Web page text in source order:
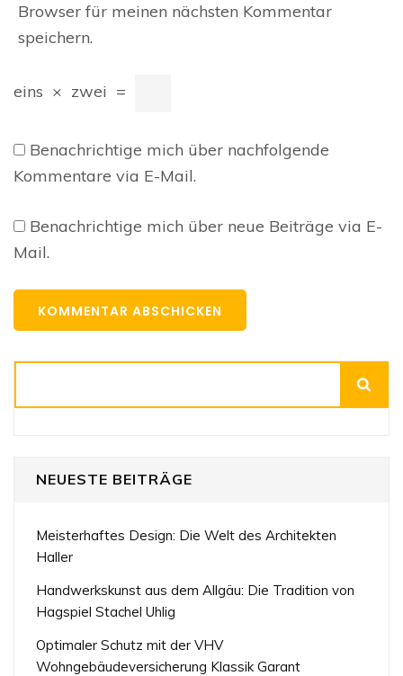
Browser für meinen nächsten Kommentar
speichern.
eins × zwei =
Benachrichtige mich über nachfolgende
Kommentare via E-Mail.
Benachrichtige mich über neue Beiträge via E-
Mail.
NEUESTE BEITRÄGE
Meisterhaftes Design: Die Welt des Architekten
Haller
Handwerkskunst aus dem Allgäu: Die Tradition von
Hagspiel Stachel Uhlig
Optimaler Schutz mit der VHV
Wohngebäudeversicherung Klassik Garant